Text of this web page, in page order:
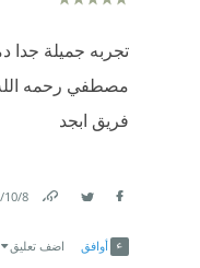
تجربه جميلة جدا
مصطفي رحمه
فريق ابجد
8‏/10‏/2025
أوافق اضف تعليق